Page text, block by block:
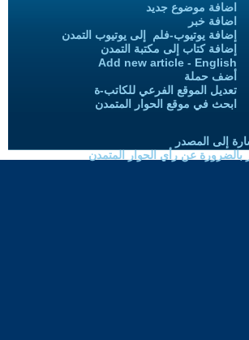
اضافة موضوع جديد
اضافة خبر
إضافة يوتيوب-فلم إلى يوتيوب التمدن
إضافة كتاب إلى مكتبة التمدن
Add new article - English
أضف حملة
تعديل الموقع الفرعي للكاتب-ة
ابحث في موقع الحوار المتمدن
إلى المصدر
بالضرورة عن رأي الحوار المتمدن